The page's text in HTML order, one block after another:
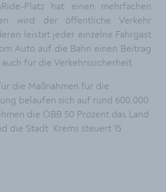
Platz hat einen mehrfachen
wird der öffentliche Verkehr
leistet jeder einzelne Fahrgast
Auto auf die Bahn einen Beitrag
für die Verkehrssicherheit.
die Maßnahmen für die
belaufen sich auf rund 600.000
die ÖBB 50 Prozent das Land
die Stadt Krems steuert 15